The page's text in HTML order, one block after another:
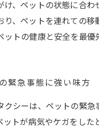
け、ペットの状態に合
り、ペットを連れての
ットの健康と安全を最優
緊急事態に強い味方
クシーは、ペットの緊
ットが病気やケガをし